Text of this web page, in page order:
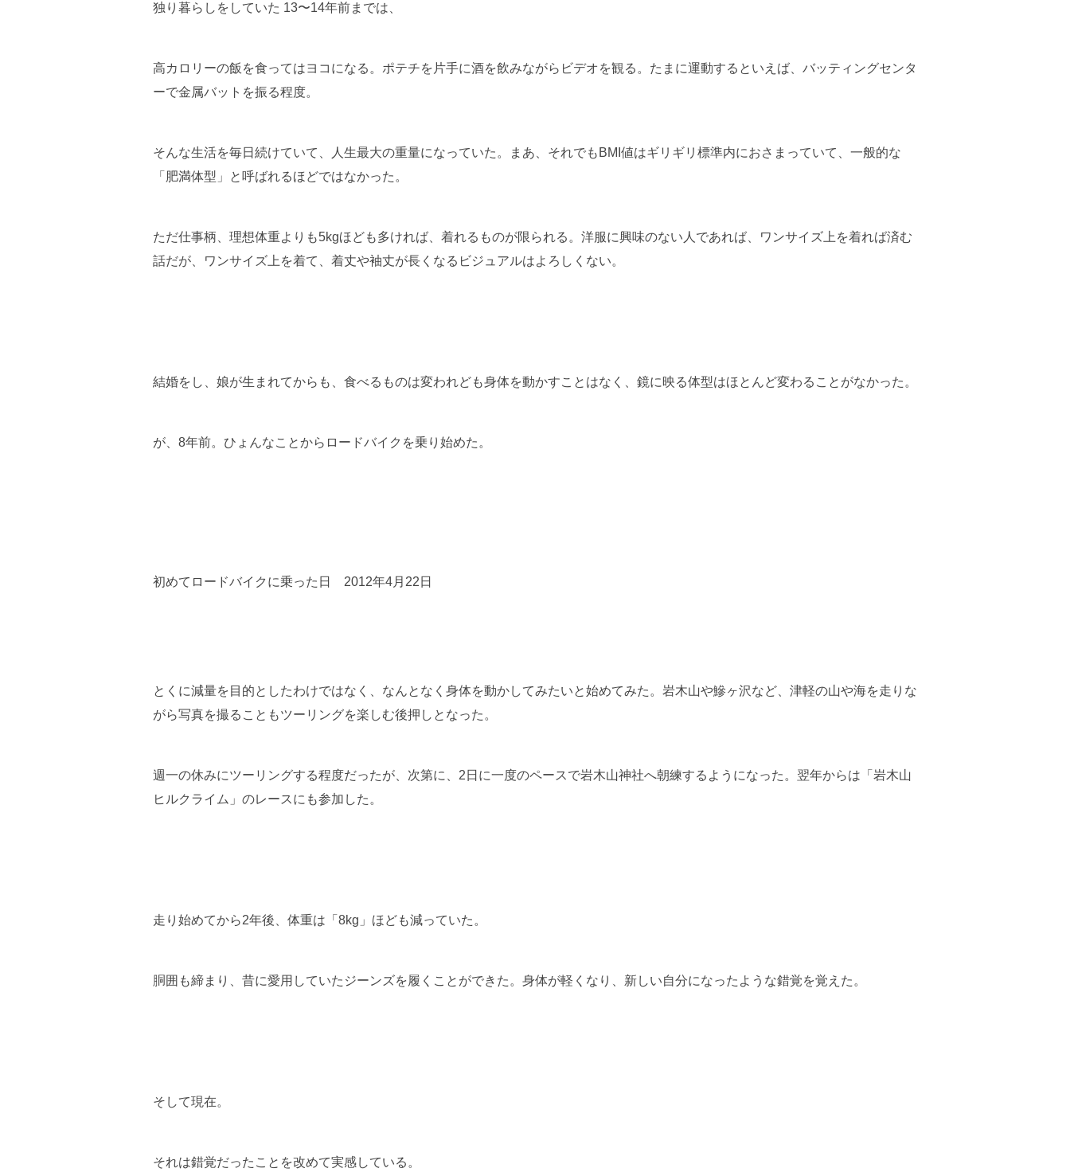
独り暮らしをしていた 13〜14年前までは、
高カロリーの飯を食ってはヨコになる。ポテチを片手に酒を飲みながらビデオを観る。たまに運動するといえば、バッティングセンタ
ーで金属バットを振る程度。
そんな生活を毎日続けていて、人生最大の重量になっていた。まあ、それでもBMI値はギリギリ標準内におさまっていて、一般的な
「肥満体型」と呼ばれるほどではなかった。
ただ仕事柄、理想体重よりも5kgほども多ければ、着れるものが限られる。洋服に興味のない人であれば、ワンサイズ上を着れば済む
話だが、ワンサイズ上を着て、着丈や袖丈が長くなるビジュアルはよろしくない。
結婚をし、娘が生まれてからも、食べるものは変われども身体を動かすことはなく、鏡に映る体型はほとんど変わることがなかった。
が、8年前。ひょんなことからロードバイクを乗り始めた。
初めてロードバイクに乗った日 2012年4月22日
とくに減量を目的としたわけではなく、なんとなく身体を動かしてみたいと始めてみた。岩木山や鰺ヶ沢など、津軽の山や海を走りな
がら写真を撮ることもツーリングを楽しむ後押しとなった。
週一の休みにツーリングする程度だったが、次第に、2日に一度のペースで岩木山神社へ朝練するようになった。翌年からは「岩木山
ヒルクライム」のレースにも参加した。
走り始めてから2年後、体重は「8kg」ほども減っていた。
胴囲も締まり、昔に愛用していたジーンズを履くことができた。身体が軽くなり、新しい自分になったような錯覚を覚えた。
そして現在。
それは錯覚だったことを改めて実感している。